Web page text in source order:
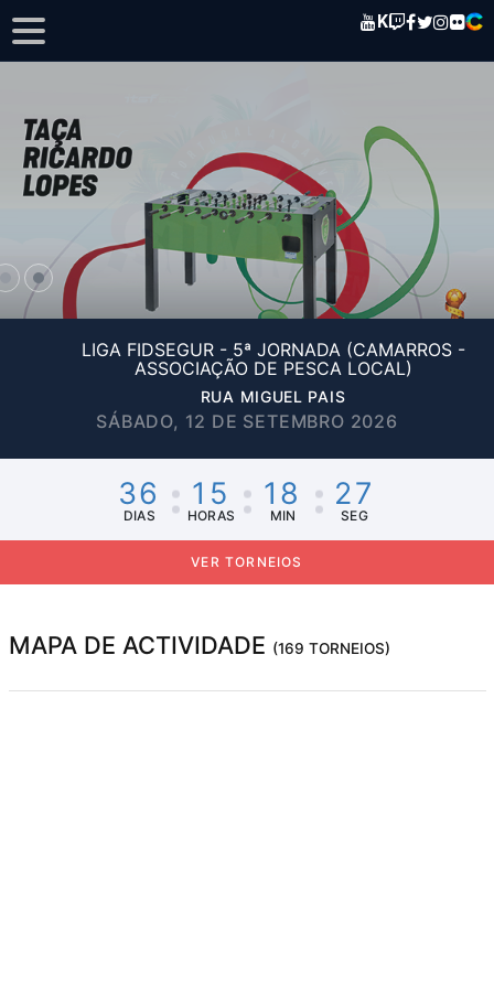
K
LIGA FIDSEGUR - 5ª JORNADA (CAMARROS -
ASSOCIAÇÃO DE PESCA LOCAL)
RUA MIGUEL PAIS
SÁBADO, 12 DE SETEMBRO 2026
36
DIAS
15
HORAS
18
MIN
27
SEG
VER TORNEIOS
MAPA DE ACTIVIDADE (169 TORNEIOS)